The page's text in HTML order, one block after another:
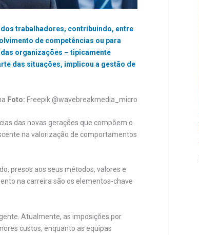
trabalhadores, contribuindo, entre
de competências ou para
organizações – tipicamente
das situações, implicou a gestão de
Foto: Freepik @wavebreakmedia_micro
das novas gerações que compõem o
na valorização de comportamentos
presos aos seus métodos, valores e
na carreira são os elementos-chave
Atualmente, as imposições por
custos, enquanto as equipas